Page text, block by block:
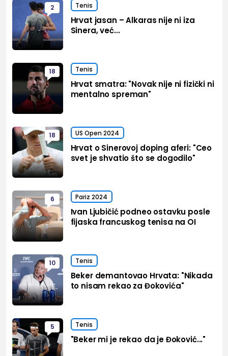
2 Tenis
Hrvat jasan – Alkaras nije ni iza
Sinera, već...
18 Tenis
Hrvat smatra: "Novak nije ni fizički ni
mentalno spreman"
18 US Open 2024
Hrvat o Sinerovoj doping aferi: "Ceo
svet je shvatio što se dogodilo"
6 Pariz 2024
Ivan Ljubičić podneo ostavku posle
fijaska francuskog tenisa na OI
10 Tenis
Beker demantovao Hrvata: "Nikada
to nisam rekao za Đokovića"
5 Tenis
"Beker mi je rekao da je Đoković..."